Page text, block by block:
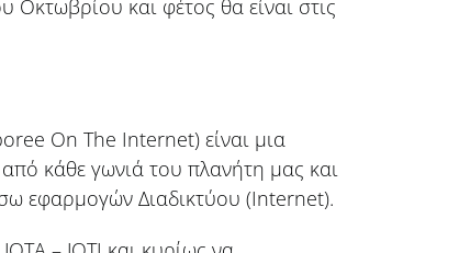
Οκτωβρίου και φέτος θα είναι στις
On The Internet) είναι μια
κάθε γωνιά του πλανήτη μας και
εφαρμογών Διαδικτύου (Internet).